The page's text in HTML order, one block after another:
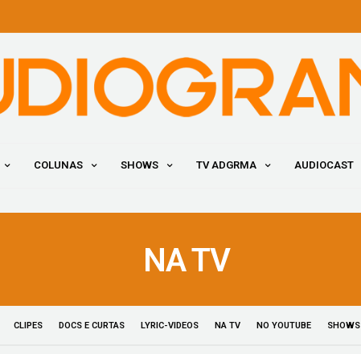
COLUNAS SHOWS TV ADGRMA AUDIOCAST
NA TV
CLIPES DOCS E CURTAS LYRIC-VIDEOS NA TV NO YOUTUBE SHOWS